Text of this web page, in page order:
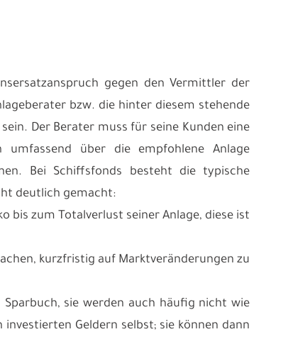
gegen den Vermittler der
bzw. die hinter diesem stehende
Der Berater muss für seine Kunden eine
umfassend über die empfohlene Anlage
Bei Schiffsfonds besteht die typische
deutlich gemacht:
bis zum Totalverlust seiner Anlage, diese ist
kurzfristig auf Marktveränderungen zu
sie werden auch häufig nicht wie
Geldern selbst; sie können dann